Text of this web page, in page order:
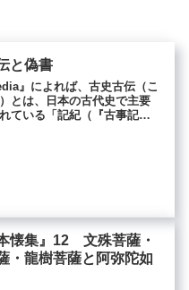
と偽書
』によれば、古史古伝（こ
とは、日本の古代史で主要
ている「記紀（『古事記』
懐集』12 文殊菩薩・
・龍樹菩薩と阿弥陀如